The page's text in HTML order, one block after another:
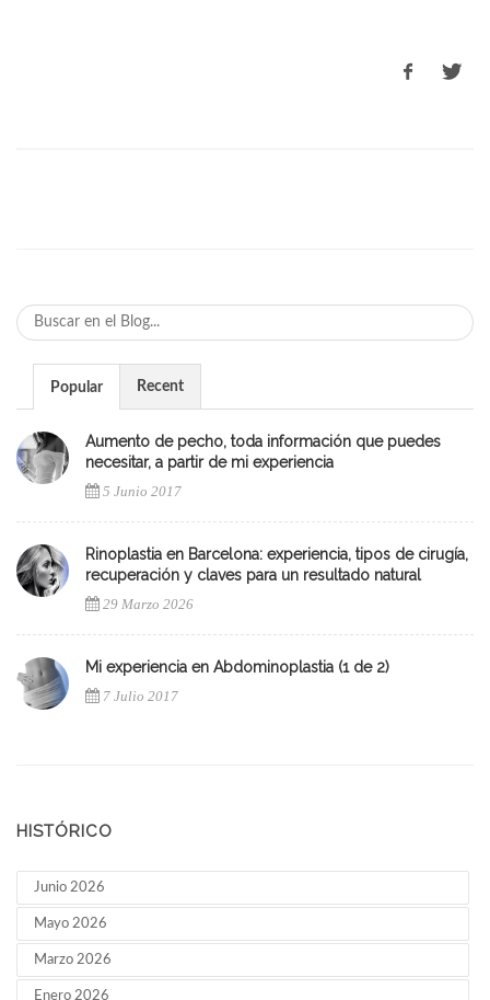
Popular Recent
Aumento de pecho, toda información que puedes
necesitar, a partir de mi experiencia
5 Junio 2017
Rinoplastia en Barcelona: experiencia, tipos de cirugía,
recuperación y claves para un resultado natural
29 Marzo 2026
Mi experiencia en Abdominoplastia (1 de 2)
7 Julio 2017
HISTÓRICO
Junio 2026
Mayo 2026
Marzo 2026
Enero 2026